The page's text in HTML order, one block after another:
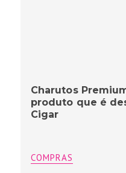
Charutos
produto que é
Cigar
COMPRAS